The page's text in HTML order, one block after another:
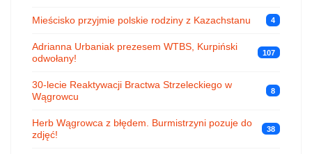
Mieścisko przyjmie polskie rodziny z Kazachstanu 4
Adrianna Urbaniak prezesem WTBS, Kurpiński
odwołany!
107
30-lecie Reaktywacji Bractwa Strzeleckiego w
Wągrowcu
8
Herb Wągrowca z błędem. Burmistrzyni pozuje do
zdjęć!
38